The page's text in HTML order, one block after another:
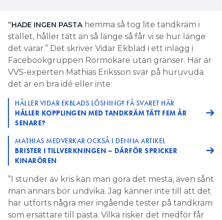
”HADE INGEN PASTA hemma så tog lite tandkräm i
stället, håller tätt än så länge så får vi se hur länge
det varar.” Det skriver Vidar Ekblad i ett inlägg i
Facebookgruppen Rörmokare utan gränser. Här är
VVS-experten Mathias Eriksson svar på huruvuda
det är en bra idé eller inte:
HÅLLER VIDAR EKBLADS LÖSNING? FÅ SVARET HÄR
HÅLLER KOPPLINGEN MED TANDKRÄM TÄTT FEM ÅR
SENARE?
MATHIAS MEDVERKAR OCKSÅ I DENNA ARTIKEL
BRISTER I TILLVERKNINGEN – DÄRFÖR SPRICKER
KINARÖREN
”I stunder av kris kan man göra det mesta, även sånt
man annars bör undvika. Jag känner inte till att det
har utförts några mer ingående tester på tandkräm
som ersättare till pasta. Vilka risker det medför får